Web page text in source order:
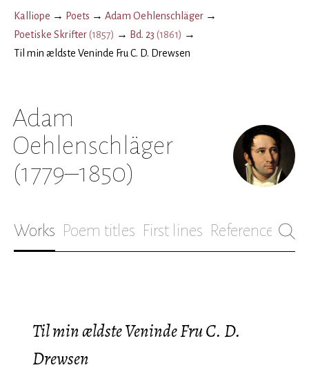
Kalliope → Poets → Adam Oehlenschläger →
Poetiske Skrifter(1857) → Bd. 23 (1861) →
Til min ældste Veninde Fru C. D. Drewsen
Adam
Oehlenschläger
(1779–1850)
Works Poem titles First lines References
Til min ældste Veninde Fru C. D.
Drewsen